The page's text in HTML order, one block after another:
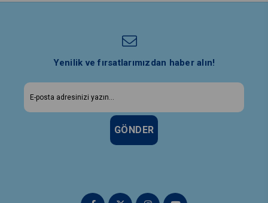
Yenilik ve fırsatlarımızdan haber alın!
GÖNDER